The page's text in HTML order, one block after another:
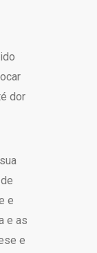
dor
e
e as
e